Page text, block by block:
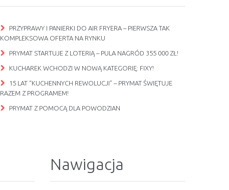
PRZYPRAWY I PANIERKI DO AIR FRYERA – PIERWSZA TAK
KOMPLEKSOWA OFERTA NA RYNKU
PRYMAT STARTUJE Z LOTERIĄ – PULA NAGRÓD 355 000 ZŁ!
KUCHAREK WCHODZI W NOWĄ KATEGORIĘ: FIXY!
15 LAT “KUCHENNYCH REWOLUCJI” – PRYMAT ŚWIĘTUJE
RAZEM Z PROGRAMEM!
PRYMAT Z POMOCĄ DLA POWODZIAN
Nawigacja